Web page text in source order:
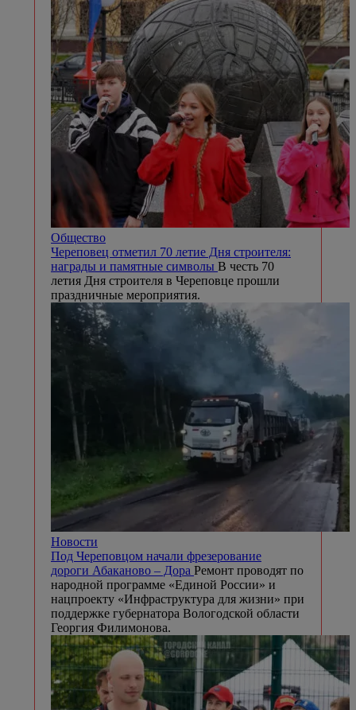
Общество
Череповец отметил 70 летие Дня строителя:
награды и памятные символы В честь 70
летия Дня строителя в Череповце прошли
праздничные мероприятия.
Новости
Под Череповцом начали фрезерование
дороги Абаканово – Дора Ремонт проводят по
народной программе «Единой России» и
нацпроекту «Инфраструктура для жизни» при
поддержке губернатора Вологодской области
Георгия Филимонова.